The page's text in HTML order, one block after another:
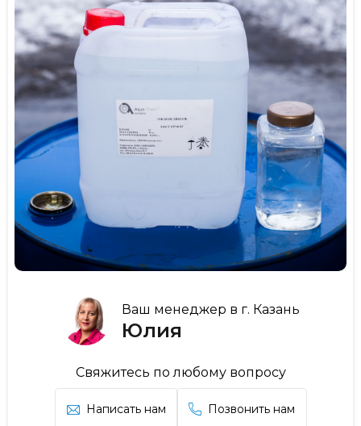
Ваш менеджер в г. Казань
Юлия
Свяжитесь по любому вопросу
Написать нам Позвонить нам